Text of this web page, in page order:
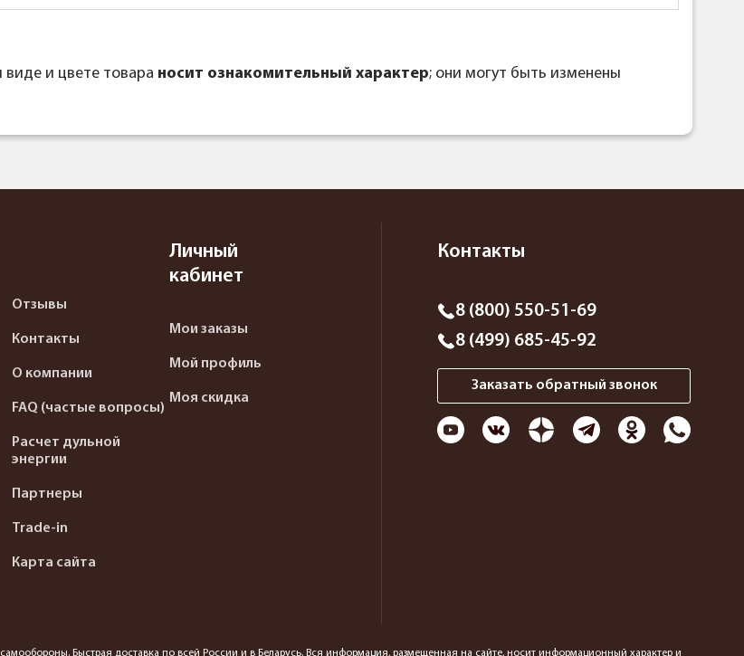
и цвете товара носит ознакомительный характер; они могут быть изменены
Отзывы
Контакты
О компании
FAQ (частые вопросы)
Расчет дульной
энергии
Партнеры
Trade-in
Карта сайта
Личный
кабинет
Мои заказы
Мой профиль
Моя скидка
Контакты
8 (800) 550-51-69
8 (499) 685-45-92
Заказать обратный звонок
Быстрая доставка по всей России и в Беларусь. Вся информация, размещенная на сайте, носит информационный характер и